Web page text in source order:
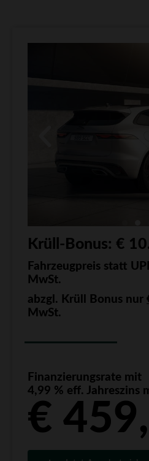
Krüll-Bonus: €
Fahrzeugpreis statt
MwSt.
abzgl. Krüll Bonus nur
MwSt.
Finanzierungsrate mit
4,99 % eff. Jahreszins
€